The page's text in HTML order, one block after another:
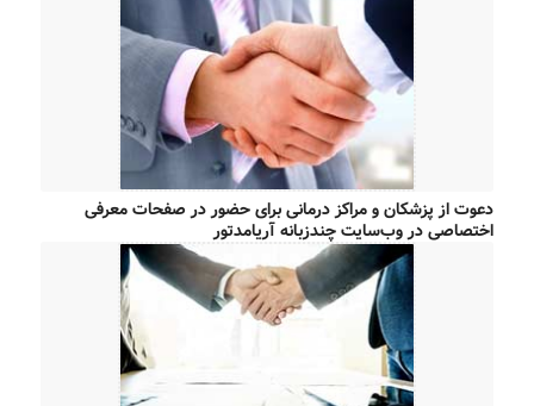
دعوت از پزشکان و مراکز درمانی برای حضور در صفحات معرفی
اختصاصی در وب‌سایت چندزبانه آریامدتور